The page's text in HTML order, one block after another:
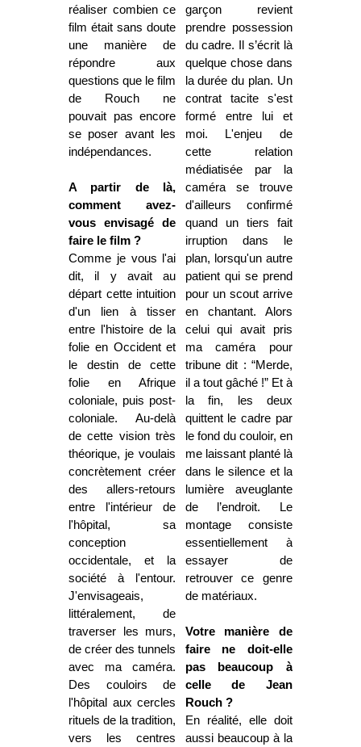
réaliser combien ce
film était sans doute
une manière de
répondre aux
questions que le film
de Rouch ne
pouvait pas encore
se poser avant les
indépendances.
A partir de là,
comment avez-
vous envisagé de
faire le film ?
Comme je vous l'ai
dit, il y avait au
départ cette intuition
d'un lien à tisser
entre l'histoire de la
folie en Occident et
le destin de cette
folie en Afrique
coloniale, puis post-
coloniale. Au-delà
de cette vision très
théorique, je voulais
concrètement créer
des allers-retours
entre l'intérieur de
l'hôpital, sa
conception
occidentale, et la
société à l'entour.
J'envisageais,
littéralement, de
traverser les murs,
de créer des tunnels
avec ma caméra.
Des couloirs de
l'hôpital aux cercles
rituels de la tradition,
vers les centres
garçon revient
prendre possession
du cadre. Il s’écrit là
quelque chose dans
la durée du plan. Un
contrat tacite s'est
formé entre lui et
moi. L'enjeu de
cette relation
médiatisée par la
caméra se trouve
d'ailleurs confirmé
quand un tiers fait
irruption dans le
plan, lorsqu'un autre
patient qui se prend
pour un scout arrive
en chantant. Alors
celui qui avait pris
ma caméra pour
tribune dit : “Merde,
il a tout gâché !” Et à
la fin, les deux
quittent le cadre par
le fond du couloir, en
me laissant planté là
dans le silence et la
lumière aveuglante
de l’endroit. Le
montage consiste
essentiellement à
essayer de
retrouver ce genre
de matériaux.
Votre manière de
faire ne doit-elle
pas beaucoup à
celle de Jean
Rouch ?
En réalité, elle doit
aussi beaucoup à la